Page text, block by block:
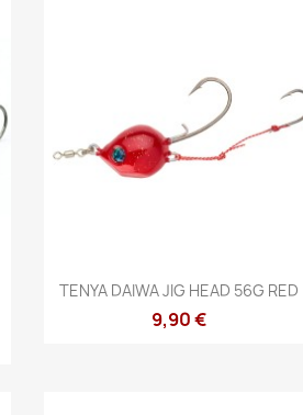
Aperçu rapide
TENYA DAIWA JIG HEAD 56G RED
9,90 €